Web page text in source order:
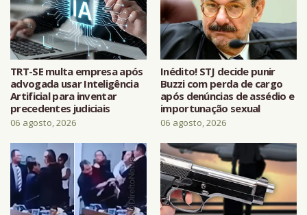
TRT-SE multa empresa após
advogada usar Inteligência
Artificial para inventar
precedentes judiciais
06 agosto, 2026
Inédito! STJ decide punir
Buzzi com perda de cargo
após denúncias de assédio e
importunação sexual
06 agosto, 2026